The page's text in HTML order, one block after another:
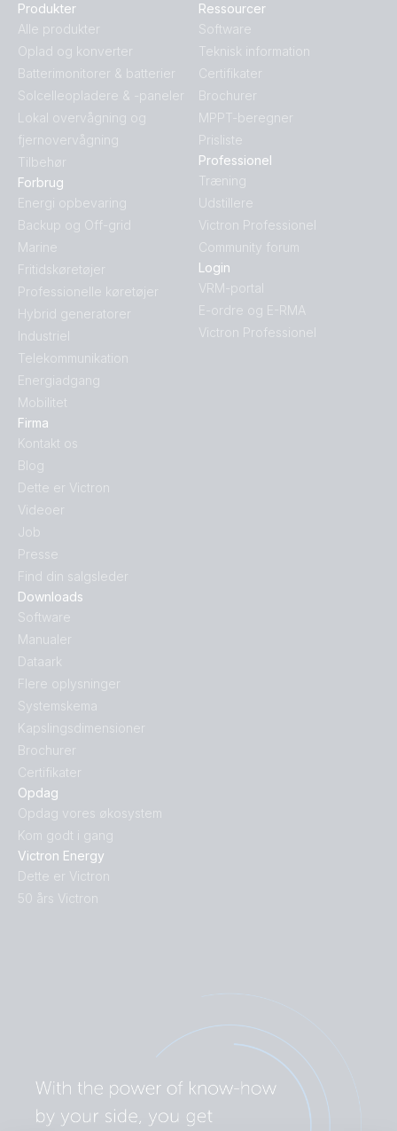
Produkter
Alle produkter
Oplad og konverter
Batterimonitorer & batterier
Solcelleopladere & -paneler
Lokal overvågning og
fjernovervågning
Tilbehør
Opdag
Opdag vores økosystem
Kom godt i gang
Victron Energy
Dette er Victron
50 års Victron
Downloads
Software
Manualer
Dataark
Flere oplysninger
Systemskema
Kapslingsdimensioner
Brochurer
Certifikater
Forbrug
Energi opbevaring
Backup og Off-grid
Marine
Fritidskøretøjer
Professionelle køretøjer
Hybrid generatorer
Industriel
Telekommunikation
Energiadgang
Mobilitet
Firma
Kontakt os
Blog
Dette er Victron
Videoer
Job
Presse
Find din salgsleder
Ressourcer
Software
Teknisk information
Certifikater
Brochurer
MPPT-beregner
Prisliste
Professionel
Træning
Udstillere
Victron Professionel
Community forum
Login
VRM-portal
E-ordre og E-RMA
Victron Professionel